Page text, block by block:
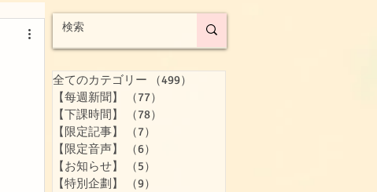
全てのカテゴリー （499）
【每週新聞】
（77）
【下課時間】
（78）
【限定記事】
（7）
【限定音声】
（6）
【お知らせ】
（5）
【特別企劃】
（9）